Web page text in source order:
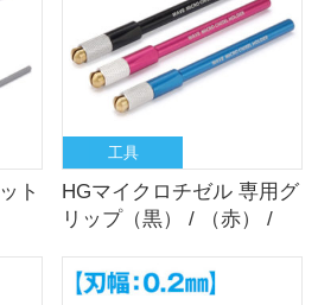
ト
工具
HGマイクロチゼル 専用グ
リップ（黒） / （赤） /